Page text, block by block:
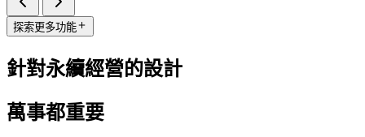
探索更多功能
針對永續經營的設計
萬事都重要